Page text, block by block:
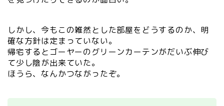
しかし、今もこの雑然とした部屋をどうするのか、明
確な方針は定まっていない。
帰宅するとゴーヤーのグリーンカーテンがだいぶ伸び
て少し陰が出来ていた。
ほうら、なんかつながったぞ。